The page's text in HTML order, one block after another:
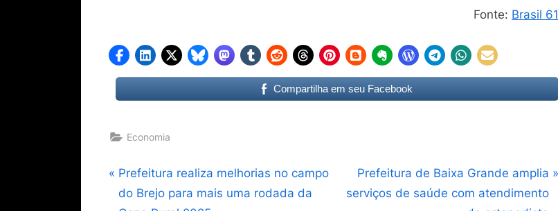
Fonte: Brasil 61
Compartilha em seu Facebook
Economia
Navegação
P
r
Prefeitura realiza melhorias no campo
do Brejo para mais uma rodada da
N
e
Prefeitura de Baixa Grande amplia
serviços de saúde com atendimento